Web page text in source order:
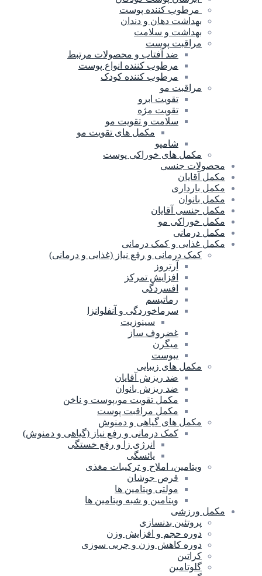
مرطوب کننده پوست
بهداشت دهان و دندان
بهداشت و سلامت
مراقبت پوست
ضد آفتاب و محصولات مرتبط
مرطوب کننده انواع پوست
مرطوب کننده کودک
مراقبت مو
تقویت ابرو
تقویت مژه
سلامت و تقویت مو
مکمل های تقویت مو
شامپو
مکمل های خوراکی پوست
محصولات جنسی
مکمل آقایان
مکمل بارداری
مکمل بانوان
مکمل جنسی آقایان
مکمل خوراکی مو
مکمل درمانی
مکمل غذایی و کمک درمانی
کمک درمانی و رفع نیاز (غذایی و درمانی)
آرتروز
افزایش تمرکز
افسردگی
رماتیسم
سرماخوردگی و آنفلوانزا
سینوزیت
غضروف ساز
میگرن
یبوست
مکمل های زیبایی
ضد ریزش آقایان
ضد ریزش بانوان
مکمل تقویت مو،پوست و ناخن
مکمل مراقبت پوست
مکمل های گیاهی و دمنوش
کمک درمانی و رفع نیاز (گیاهی و دمنوش)
انرژی زا و رفع خستگی
یائسگی
ویتامین، املاح و ترکیبات مغذی
قرص جوشان
مولتی ویتامین ها
ویتامین و شبه ویتامین ها
مکمل ورزشی
پروتئین بدنسازی
دوره حجم و افزایش وزن
دوره کاهش وزن و چربی سوزی
کراتین
گلوتامین